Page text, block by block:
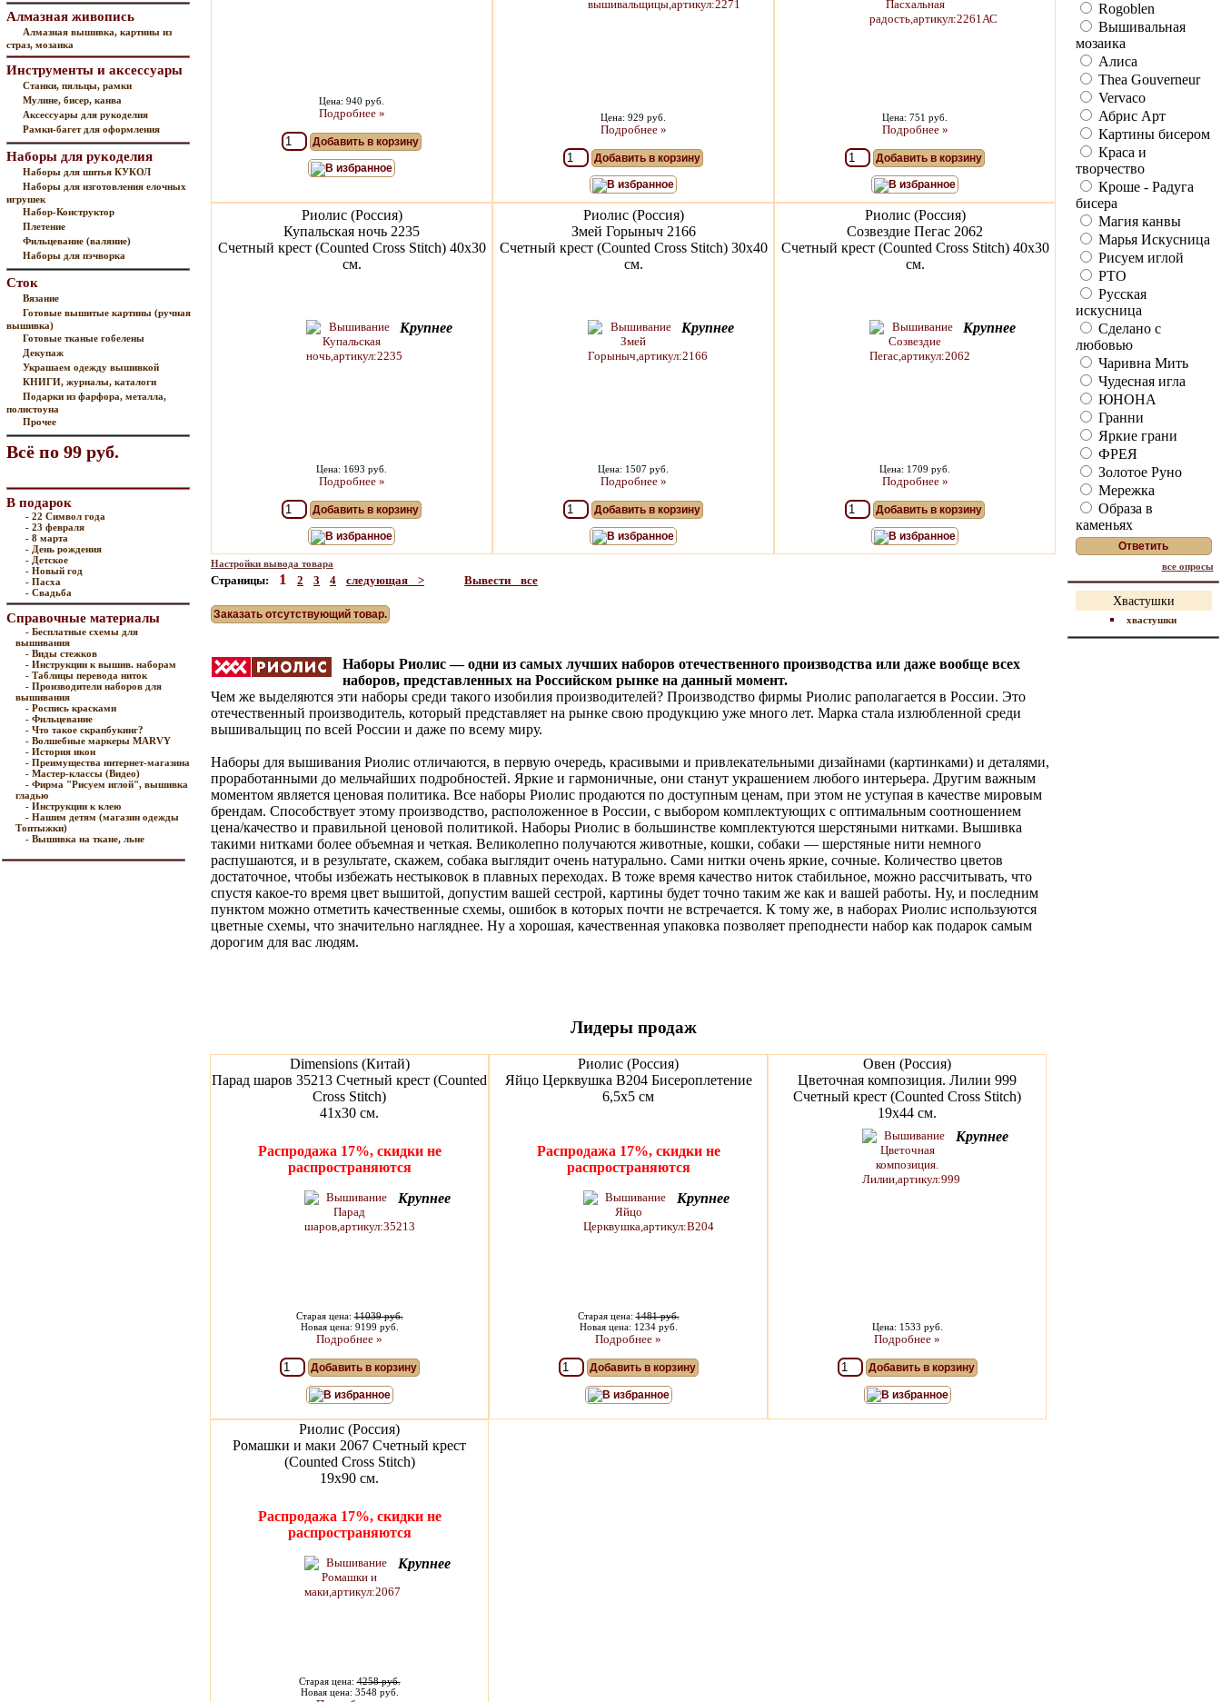
Алмазная живопись
Алмазная вышивка, картины из
страз, мозаика
Инструменты и аксессуары
Станки, пяльцы, рамки
Мулине, бисер, канва
Аксессуары для рукоделия
Рамки-багет для оформления
Наборы для рукоделия
Наборы для шитья КУКОЛ
Наборы для изготовления елочных
игрушек
Набор-Конструктор
Плетение
Фильцевание (валяние)
Наборы для пэчворка
Сток
Вязание
Готовые вышитые картины (ручная
вышивка)
Готовые тканые гобелены
Декупаж
Украшаем одежду вышивкой
КНИГИ, журналы, каталоги
Подарки из фарфора, металла,
полистоуна
Прочее
Всё по 99 руб.
В подарок
- 22 Символ года
- 23 февраля
- 8 марта
- День рождения
- Детское
- Новый год
- Пасха
- Свадьба
Справочные материалы
- Бесплатные схемы для
вышивания
- Виды стежков
- Инструкции к вышив. наборам
- Таблицы перевода ниток
- Производители наборов для
вышивания
- Роспись красками
- Фильцевание
- Что такое скрапбукинг?
- Волшебные маркеры MARVY
- История икон
- Преимущества интернет-магазина
- Мастер-классы (Видео)
- Фирма "Рисуем иглой", вышивка
гладью
- Инструкции к клею
- Нашим детям (магазин одежды
Топтыжки)
- Вышивка на ткане, льне
Цена: 940 руб.
Подробнее »
Добавить в корзину
В избранное
Цена: 929 руб.
Подробнее »
Добавить в корзину
В избранное
Цена: 751 руб.
Подробнее »
Добавить в корзину
В избранное
Риолис (Россия)
Купальская ночь 2235
Счетный крест (Counted Cross Stitch) 40х30
см.
Крупнее
Цена: 1693 руб.
Подробнее »
Добавить в корзину
В избранное
Риолис (Россия)
Змей Горыныч 2166
Счетный крест (Counted Cross Stitch) 30х40
см.
Крупнее
Цена: 1507 руб.
Подробнее »
Добавить в корзину
В избранное
Риолис (Россия)
Созвездие Пегас 2062
Счетный крест (Counted Cross Stitch) 40х30
см.
Крупнее
Цена: 1709 руб.
Подробнее »
Добавить в корзину
В избранное
Настройки вывода товара
Страницы: 1 2 3 4 следующая > Вывести все
Заказать отсутствующий товар.
Наборы Риолис — одни из самых лучших наборов отечественного производства или даже вообще всех
наборов, представленных на Российском рынке на данный момент.
Чем же выделяются эти наборы среди такого изобилия производителей? Производство фирмы Риолис раполагается в России. Это
отечественный производитель, который представляет на рынке свою продукцию уже много лет. Марка стала излюбленной среди
вышивальщиц по всей России и даже по всему миру.
Наборы для вышивания Риолис отличаются, в первую очередь, красивыми и привлекательными дизайнами (картинками) и деталями,
проработанными до мельчайших подробностей. Яркие и гармоничные, они станут украшением любого интерьера. Другим важным
моментом является ценовая политика. Все наборы Риолис продаются по доступным ценам, при этом не уступая в качестве мировым
брендам. Способствует этому производство, расположенное в России, с выбором комплектующих с оптимальным соотношением
цена/качество и правильной ценовой политикой. Наборы Риолис в большинстве комплектуются шерстяными нитками. Вышивка
такими нитками более объемная и четкая. Великолепно получаются животные, кошки, собаки — шерстяные нити немного
распушаются, и в результате, скажем, собака выглядит очень натурально. Сами нитки очень яркие, сочные. Количество цветов
достаточное, чтобы избежать нестыковок в плавных переходах. В тоже время качество ниток стабильное, можно рассчитывать, что
спустя какое-то время цвет вышитой, допустим вашей сестрой, картины будет точно таким же как и вашей работы. Ну, и последним
пунктом можно отметить качественные схемы, ошибок в которых почти не встречается. К тому же, в наборах Риолис используются
цветные схемы, что значительно нагляднее. Ну а хорошая, качественная упаковка позволяет преподнести набор как подарок самым
дорогим для вас людям.
Лидеры продаж
Dimensions (Китай)
Парад шаров 35213 Счетный крест (Counted
Cross Stitch)
41х30 см.
Распродажа 17%, скидки не
распространяются
Крупнее
Старая цена:11039 руб.
Новая цена: 9199 руб.
Подробнее »
Добавить в корзину
В избранное
Риолис (Россия)
Яйцо Церквушка В204 Бисероплетение
6,5х5 см
Распродажа 17%, скидки не
распространяются
Крупнее
Старая цена:1481 руб.
Новая цена: 1234 руб.
Подробнее »
Добавить в корзину
В избранное
Овен (Россия)
Цветочная композиция. Лилии 999
Счетный крест (Counted Cross Stitch)
19х44 см.
Крупнее
Цена: 1533 руб.
Подробнее »
Добавить в корзину
В избранное
Риолис (Россия)
Ромашки и маки 2067 Счетный крест
(Counted Cross Stitch)
19х90 см.
Распродажа 17%, скидки не
распространяются
Крупнее
Старая цена:4258 руб.
Новая цена: 3548 руб.
Rogoblen
Вышивальная
мозаика
Алиса
Thea Gouverneur
Vervaco
Абрис Арт
Картины бисером
Краса и
творчество
Кроше - Радуга
бисера
Магия канвы
Марья Искусница
Рисуем иглой
РТО
Русская
искусница
Сделано с
любовью
Чаривна Мить
Чудесная игла
ЮНОНА
Гранни
Яркие грани
ФРЕЯ
Золотое Руно
Мережка
Образа в
каменьях
все опросы
Хвастушки
хвастушки